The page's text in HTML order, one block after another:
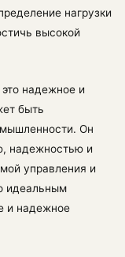
нагрузки
высокой
надежное и
быть
Он
надежностью и
управления и
идеальным
и надежное